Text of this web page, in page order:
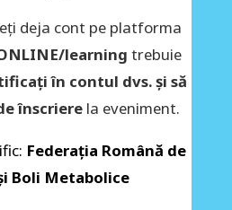
deja cont pe platforma
learning trebuie
în contul dvs. și să
înscrierela eveniment.
Federația Română de
Boli Metabolice